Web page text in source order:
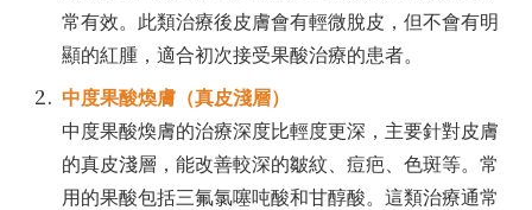
常有效。此類治療後皮膚會有輕微脫皮，但不會有明
顯的紅腫，適合初次接受果酸治療的患者。
中度果酸煥膚（真皮淺層）
中度果酸煥膚的治療深度比輕度更深，主要針對皮膚
的真皮淺層，能改善較深的皺紋、痘疤、色斑等。 常
用的果酸包括三氟氯噻吨酸和甘醇酸。 這類治療通常